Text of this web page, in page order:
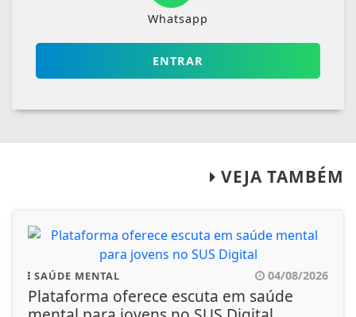
Whatsapp
ENTRAR
VEJA TAMBÉM
SAÚDE MENTAL 04/08/2026
Plataforma oferece escuta em saúde